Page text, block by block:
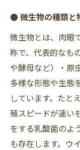
● 微生物の種類と
微生物とは、肉眼
称で、代表的なも
や酵母など）・原
多様な形態や生態
しています。たと
殖スピードが速い
をする乳酸菌のよ
も存在します。ウ